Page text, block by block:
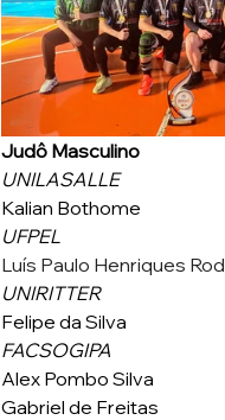
Judô Masculino
UNILASALLE
Kalian Bothome
UFPEL
Luís Paulo Henriques
UNIRITTER
Felipe da Silva
FACSOGIPA
Alex Pombo Silva
Gabriel de Freitas